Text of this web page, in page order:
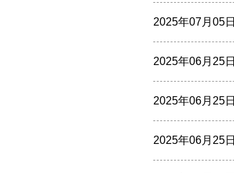
2025年07月05日
2025年06月25日
2025年06月25日
2025年06月25日